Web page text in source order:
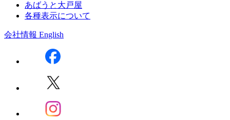
あばうと大戸屋
各種表示について
会社情報 English